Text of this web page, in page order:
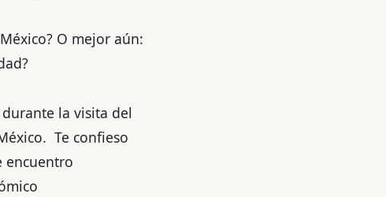
O mejor aún:
la visita del
Te confieso
encuentro